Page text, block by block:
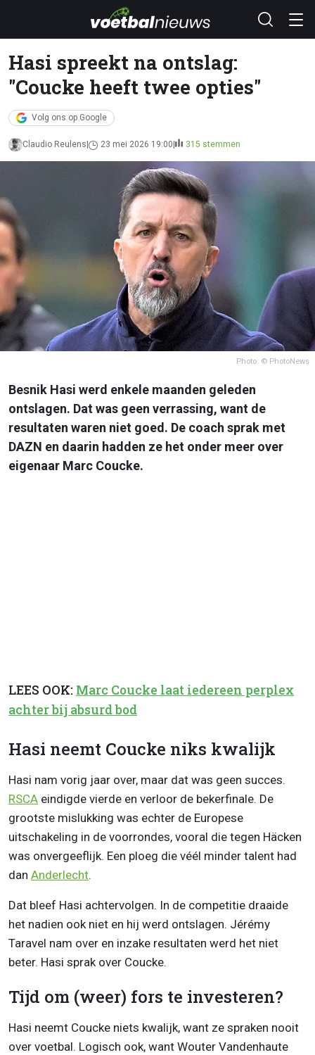
Hasi spreekt na ontslag:
"Coucke heeft twee opties"
Volg ons op Google
Claudio Reulens 23 mei 2026 19:00 315 stemmen
Photo: © PhotoNews
Besnik Hasi werd enkele maanden geleden
ontslagen. Dat was geen verrassing, want de
resultaten waren niet goed. De coach sprak met
DAZN en daarin hadden ze het onder meer over
eigenaar Marc Coucke.
LEES OOK: Marc Coucke laat iedereen perplex
achter bij absurd bod
Hasi neemt Coucke niks kwalijk
Hasi nam vorig jaar over, maar dat was geen succes.
RSCA eindigde vierde en verloor de bekerfinale. De
grootste mislukking was echter de Europese
uitschakeling in de voorrondes, vooral die tegen Häcken
was onvergeeflijk. Een ploeg die véél minder talent had
dan Anderlecht.
Dat bleef Hasi achtervolgen. In de competitie draaide
het nadien ook niet en hij werd ontslagen. Jérémy
Taravel nam over en inzake resultaten werd het niet
beter. Hasi sprak over Coucke.
Tijd om (weer) fors te investeren?
Hasi neemt Coucke niets kwalijk, want ze spraken nooit
over voetbal. Logisch ook, want Wouter Vandenhaute